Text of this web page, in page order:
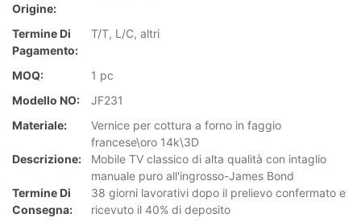
Origine:
Termine Di
Pagamento:
T/T, L/C, altri
MOQ:
1 pc
Modello NO:
JF231
Materiale:
Vernice per cottura a forno in faggio
francese\oro 14k\3D
Descrizione:
Mobile TV classico di alta qualità con intaglio
manuale puro all'ingrosso-James Bond
Termine Di
Consegna:
38 giorni lavorativi dopo il prelievo confermato e
ricevuto il 40% di deposito